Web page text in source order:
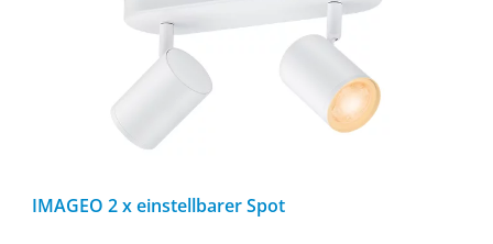
IMAGEO 2 x einstellbarer Spot